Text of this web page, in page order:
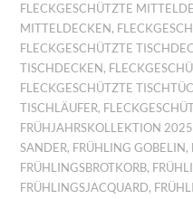
FLECKGESCHÜTZTE
MITTELDECKEN ,
FLECKGESCHÜTZTE
TISCHDECKEN ,
FLECKGESCHÜTZTE
TISCHLÄUFER,
FRÜHJAHRSKOLLEKTION 2025
SANDER, FRÜHLING GOBELIN ,
FRÜHLINGSBROTKORB,
FRÜHLINGSJACQUARD,